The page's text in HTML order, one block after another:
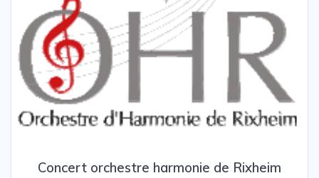
Concert orchestre harmonie de Rixheim